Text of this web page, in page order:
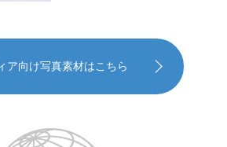
ア向け写真素材はこちら